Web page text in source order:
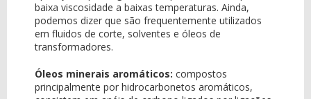
baixa viscosidade a baixas temperaturas. Ainda,
podemos dizer que são frequentemente utilizados
em fluidos de corte, solventes e óleos de
transformadores.
Óleos minerais aromáticos: compostos
principalmente por hidrocarbonetos aromáticos,